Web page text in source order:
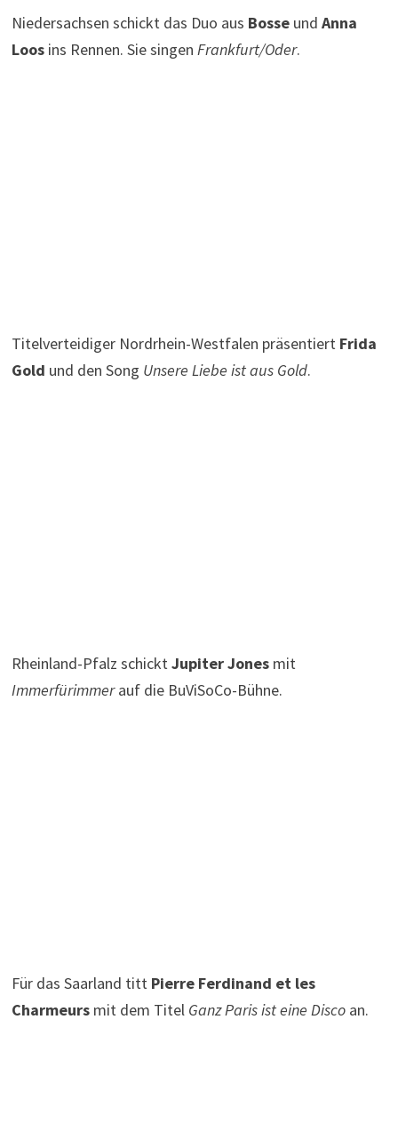
Niedersachsen schickt das Duo aus Bosseund Anna
Loosins Rennen. Sie singen Frankfurt/Oder.
Titelverteidiger Nordrhein-Westfalen präsentiert Frida
Gold und den Song Unsere Liebe ist aus Gold.
Rheinland-Pfalz schicktJupiter Jonesmit
Immerfürimmerauf die BuViSoCo-Bühne.
Für das Saarland titt Pierre Ferdinand et les
Charmeursmit dem Titel Ganz Paris ist eine Discoan.